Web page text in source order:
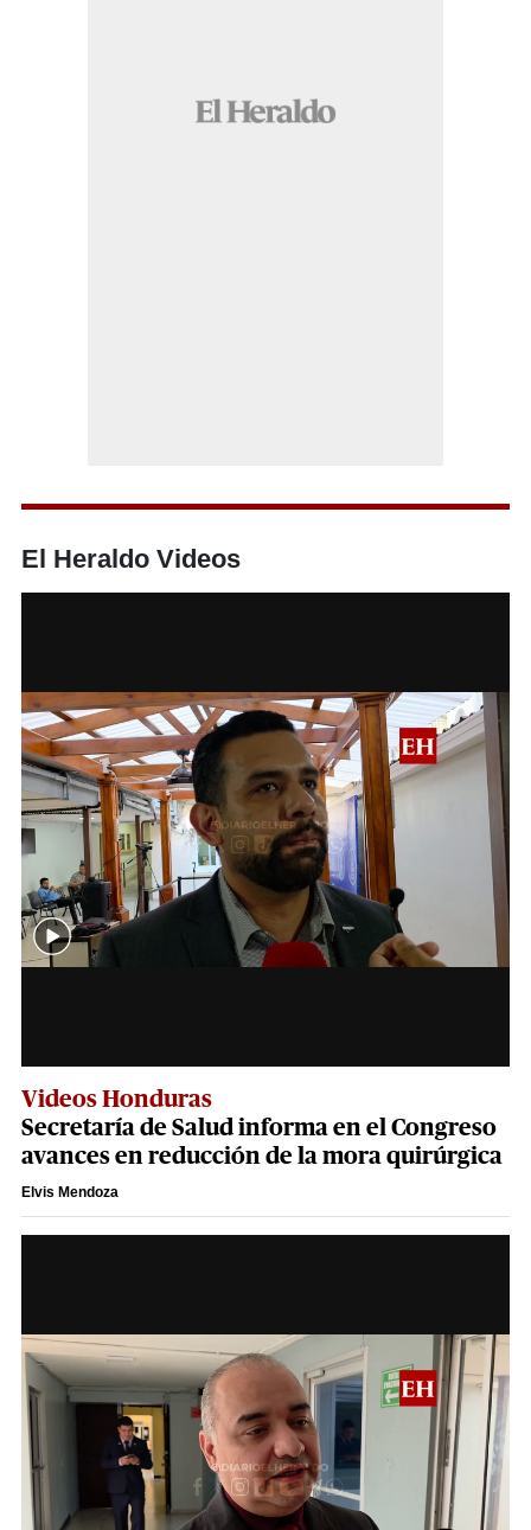
El Heraldo Videos
Videos Honduras
Secretaría de Salud informa en el Congreso
avances en reducción de la mora quirúrgica
Elvis Mendoza